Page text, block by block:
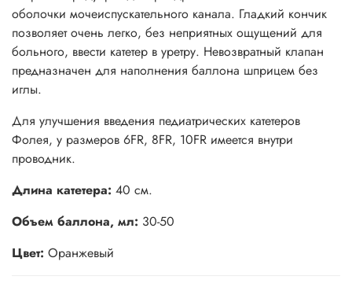
оболочки мочеиспускательного канала. Гладкий кончик
позволяет очень легко, без неприятных ощущений для
больного, ввести катетер в уретру. Невозвратный клапан
предназначен для наполнения баллона шприцем без
иглы.
Для улучшения введения педиатрических катетеров
Фолея, у размеров 6FR, 8FR, 10FR имеется внутри
проводник.
Длина катетера: 40 см.
Объем баллона, мл: 30-50
Цвет: Оранжевый